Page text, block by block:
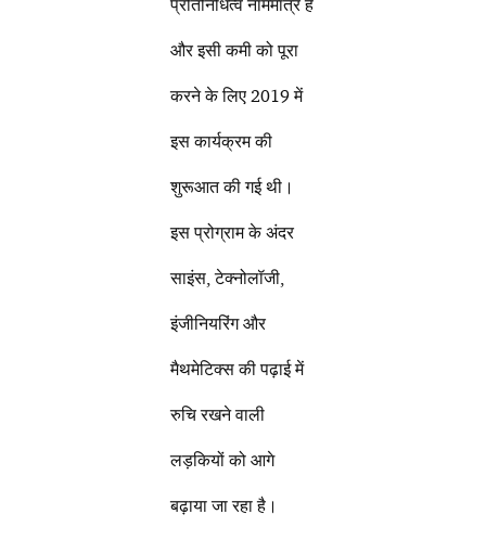
प्रतिनिधित्व नाममात्र है
और इसी कमी को पूरा
करने के लिए 2019 में
इस कार्यक्रम की
शुरूआत की गई थी।
इस प्रोग्राम के अंदर
साइंस, टेक्नोलॉजी,
इंजीनियरिंग और
मैथमेटिक्स की पढ़ाई में
रुचि रखने वाली
लड़कियों को आगे
बढ़ाया जा रहा है।